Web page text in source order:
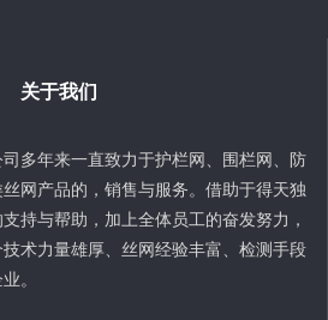
关于我们
多年来一直致力于护栏网、围栏网、防
网产品的，销售与服务。借助于得天独
持与帮助，加上全体员工的奋发努力，
术力量雄厚、丝网经验丰富、检测手段
。